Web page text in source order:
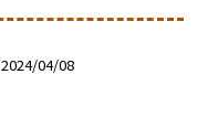
2024/04/08